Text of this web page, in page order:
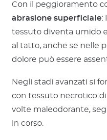
Con il peggioramento
abrasione superficiale:
tessuto diventa umido
al tatto, anche se nelle
dolore può essere
Negli stadi avanzati si
con tessuto necrotico di
volte maleodorante,
in corso.